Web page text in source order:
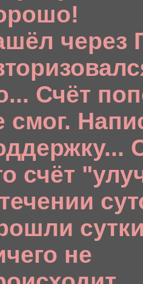
через
Счёт
смог.
счёт
не